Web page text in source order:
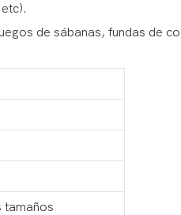
de sábanas, fundas de
tamaños